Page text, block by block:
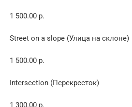
1 500.00 р.
Street on a slope (Улица на склоне)
1 500.00 р.
Intersection (Перекресток)
1 300.00 р.